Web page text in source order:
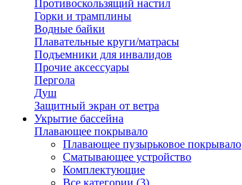
Противоскользящий настил
Горки и трамплины
Водные байки
Плавательные круги/матрасы
Подъемники для инвалидов
Прочие аксессуары
Пергола
Душ
Защитный экран от ветра
Укрытие бассейна
Плавающее покрывало
Плавающее пузырьковое покрывало
Сматывающее устройство
Комплектующие
Все категории (3)